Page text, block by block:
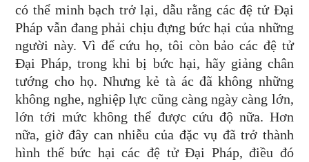
có thể minh bạch trở lại, dẫu rằng các đệ tử Đại
Pháp vẫn đang phải chịu đựng bức hại của những
người này. Vì để cứu họ, tôi còn bảo các đệ tử
Đại Pháp, trong khi bị bức hại, hãy giảng chân
tướng cho họ. Nhưng kẻ tà ác đã không những
không nghe, nghiệp lực cũng càng ngày càng lớn,
lớn tới mức không thể được cứu độ nữa. Hơn
nữa, giờ đây can nhiễu của đặc vụ đã trở thành
hình thế bức hại các đệ tử Đại Pháp, điều đó